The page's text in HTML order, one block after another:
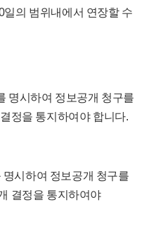
의 범위내에서 연장할 수
명시하여 정보공개 청구를
정을 통지하여야 합니다.
시하여 정보공개 청구를
결정을 통지하여야